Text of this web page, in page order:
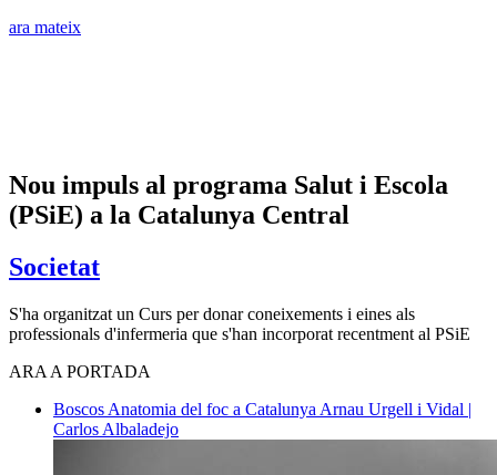
ara mateix
Nou impuls al programa Salut i Escola
(PSiE) a la Catalunya Central
Societat
S'ha organitzat un Curs per donar coneixements i eines als
professionals d'infermeria que s'han incorporat recentment al PSiE
ARA A PORTADA
Boscos Anatomia del foc a Catalunya Arnau Urgell i Vidal |
Carlos Albaladejo